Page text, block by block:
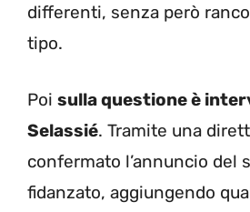
differenti, senza però
tipo.
Poi sulla questione è
Selassié. Tramite una
confermato l’annuncio del
fidanzato, aggiungendo